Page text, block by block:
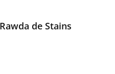
de Stains